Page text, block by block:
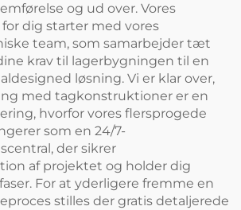
og ud over. Vores
dig starter med vores
team, som samarbejder tæt
krav til lagerbygningen til en
løsning. Vi er klar over,
med tagkonstruktioner er en
hvorfor vores flersprogede
som en 24/7-
der sikrer
af projektet og holder dig
For at yderligere fremme en
stilles der gratis detaljerede